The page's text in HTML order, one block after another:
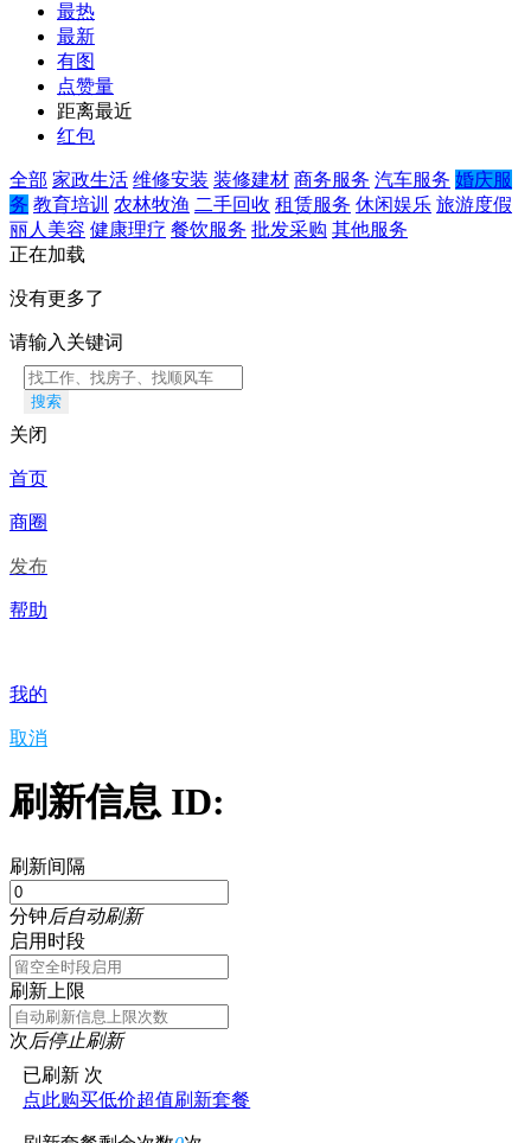
最热
最新
有图
点赞量
距离最近
红包
全部 家政生活 维修安装 装修建材 商务服务 汽车服务 婚庆服
务 教育培训 农林牧渔 二手回收 租赁服务 休闲娱乐 旅游度假
丽人美容 健康理疗 餐饮服务 批发采购 其他服务
正在加载
没有更多了
请输入关键词
搜索
关闭
首页
商圈
发布
帮助
我的
取消
刷新信息 ID:
刷新间隔
分钟后自动刷新
启用时段
刷新上限
次后停止刷新
已刷新 次
点此购买低价超值刷新套餐